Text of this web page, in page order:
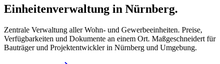
Einheitenverwaltung in Nürnberg.
Zentrale Verwaltung aller Wohn- und Gewerbeeinheiten. Preise,
Verfügbarkeiten und Dokumente an einem Ort. Maßgeschneidert für
Bauträger und Projektentwickler in Nürnberg und Umgebung.